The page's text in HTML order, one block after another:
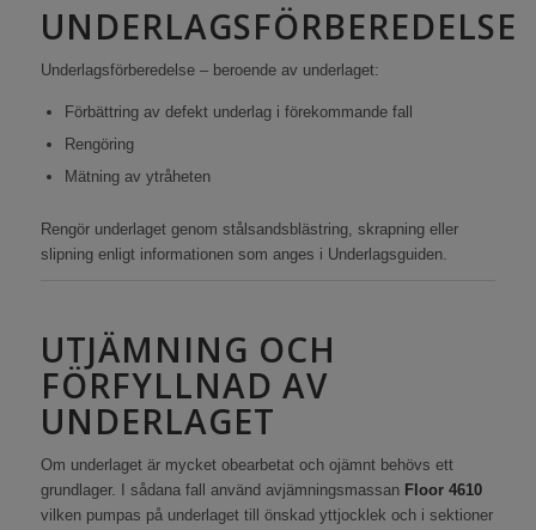
UNDERLAGSFÖRBEREDELSE
Underlagsförberedelse – beroende av underlaget:
Förbättring av defekt underlag i förekommande fall
Rengöring
Mätning av ytråheten
Rengör underlaget genom stålsandsblästring, skrapning eller
slipning enligt informationen som anges i Underlagsguiden.
UTJÄMNING OCH
FÖRFYLLNAD AV
UNDERLAGET
Om underlaget är mycket obearbetat och ojämnt behövs ett
grundlager. I sådana fall använd avjämningsmassan Floor 4610
vilken pumpas på underlaget till önskad yttjocklek och i sektioner